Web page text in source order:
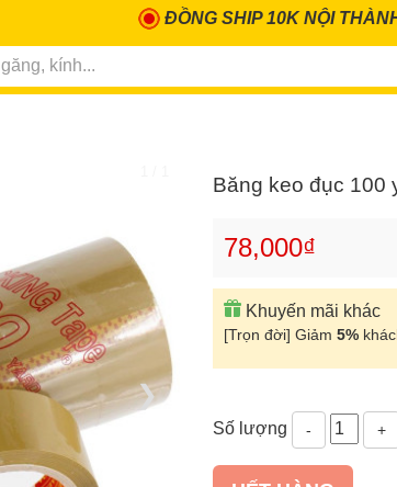
ĐỒNG SHIP 10K NỘI
❯
Băng keo đục 100
78,000₫
Khuyến mãi khác
[Trọn đời] Giảm 5%
Số lượng - +